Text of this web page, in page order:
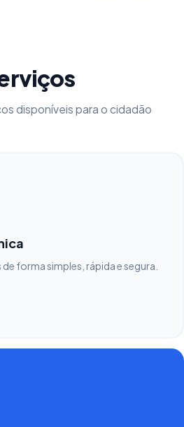
disponíveis para o cidadão
forma simples, rápida e segura.